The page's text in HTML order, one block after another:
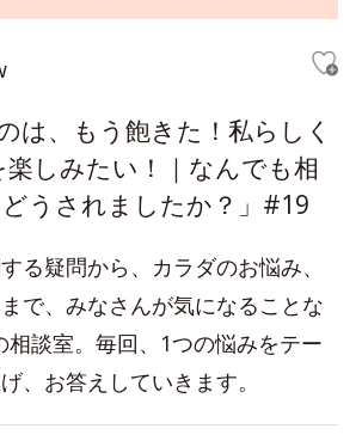
は、もう飽きた！私らしく
しみたい！｜なんでも相
うされましたか？」#19
る疑問から、カラダのお悩み、
で、みなさんが気になることな
相談室。毎回、1つの悩みをテー
、お答えしていきます。